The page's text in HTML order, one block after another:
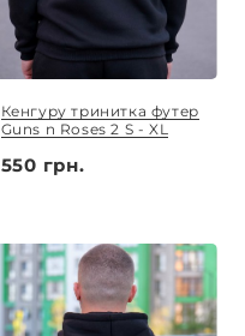
Кенгуру тринитка футер
Guns n Roses 2 S - XL
550 грн.